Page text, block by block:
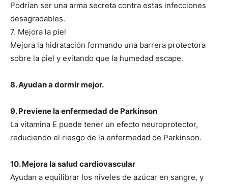
Podrían ser una arma secreta contra estas infecciones
desagradables.
7. Mejora la piel
Mejora la hidratación formando una barrera protectora
sobre la piel y evitando que la humedad escape.
8. Ayudan a dormir mejor.
9. Previene la enfermedad de Parkinson
La vitamina E puede tener un efecto neuroprotector,
reduciendo el riesgo de la enfermedad de Parkinson.
10. Mejora la salud cardiovascular
Ayudan a equilibrar los niveles de azúcar en sangre, y